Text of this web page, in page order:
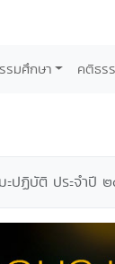
รมศึกษา คติธร
ะปฏิบัติ ประจำปี